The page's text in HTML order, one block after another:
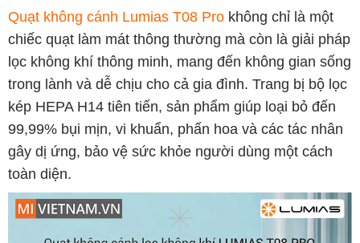
Quạt không cánh Lumias T08 Pro không chỉ là một
chiếc quạt làm mát thông thường mà còn là giải pháp
lọc không khí thông minh, mang đến không gian sống
trong lành và dễ chịu cho cả gia đình. Trang bị bộ lọc
kép HEPA H14 tiên tiến, sản phẩm giúp loại bỏ đến
99,99% bụi mịn, vi khuẩn, phấn hoa và các tác nhân
gây dị ứng, bảo vệ sức khỏe người dùng một cách
toàn diện.